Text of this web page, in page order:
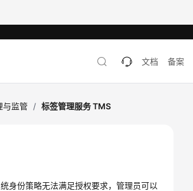
文档 备案
与监管 / 标签管理服务 TMS
身份策略无法满足授权要求，管理员可以